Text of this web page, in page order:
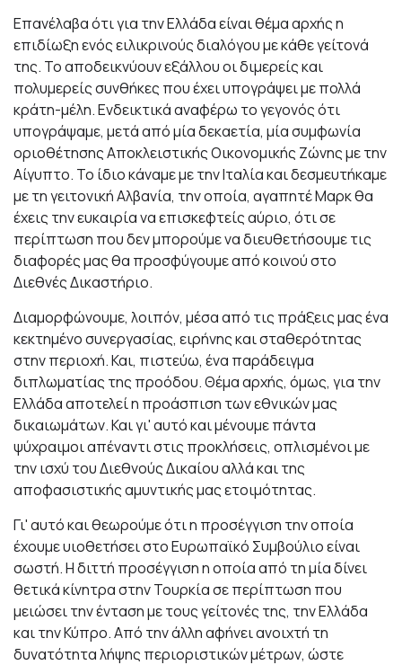
Επανέλαβα ότι για την Ελλάδα είναι θέμα αρχής η
επιδίωξη ενός ειλικρινούς διαλόγου με κάθε γείτονά
της. Το αποδεικνύουν εξάλλου οι διμερείς και
πολυμερείς συνθήκες που έχει υπογράψει με πολλά
κράτη-μέλη. Ενδεικτικά αναφέρω το γεγονός ότι
υπογράψαμε, μετά από μία δεκαετία, μία συμφωνία
οριοθέτησης Αποκλειστικής Οικονομικής Ζώνης με την
Αίγυπτο. Το ίδιο κάναμε με την Ιταλία και δεσμευτήκαμε
με τη γειτονική Αλβανία, την οποία, αγαπητέ Μαρκ θα
έχεις την ευκαιρία να επισκεφτείς αύριο, ότι σε
περίπτωση που δεν μπορούμε να διευθετήσουμε τις
διαφορές μας θα προσφύγουμε από κοινού στο
Διεθνές Δικαστήριο.
Διαμορφώνουμε, λοιπόν, μέσα από τις πράξεις μας ένα
κεκτημένο συνεργασίας, ειρήνης και σταθερότητας
στην περιοχή. Και, πιστεύω, ένα παράδειγμα
διπλωματίας της προόδου. Θέμα αρχής, όμως, για την
Ελλάδα αποτελεί η προάσπιση των εθνικών μας
δικαιωμάτων. Και γι' αυτό και μένουμε πάντα
ψύχραιμοι απέναντι στις προκλήσεις, οπλισμένοι με
την ισχύ του Διεθνούς Δικαίου αλλά και της
αποφασιστικής αμυντικής μας ετοιμότητας.
Γι' αυτό και θεωρούμε ότι η προσέγγιση την οποία
έχουμε υιοθετήσει στο Ευρωπαϊκό Συμβούλιο είναι
σωστή. Η διττή προσέγγιση η οποία από τη μία δίνει
θετικά κίνητρα στην Τουρκία σε περίπτωση που
μειώσει την ένταση με τους γείτονές της, την Ελλάδα
και την Κύπρο. Από την άλλη αφήνει ανοιχτή τη
δυνατότητα λήψης περιοριστικών μέτρων, ώστε